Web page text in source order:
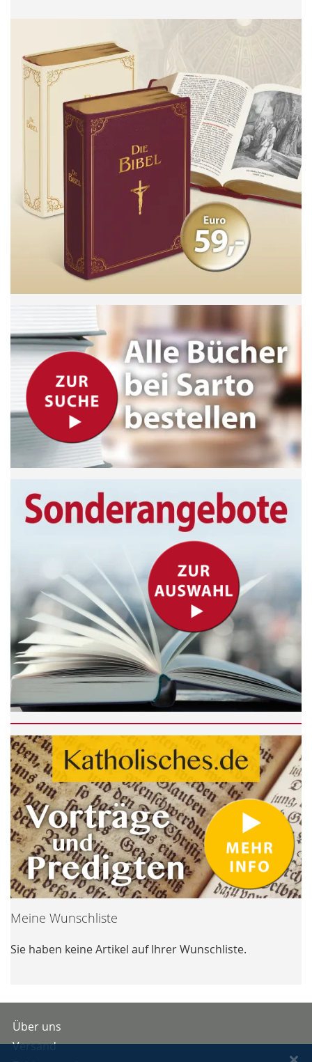
Meine Wunschliste
Sie haben keine Artikel auf Ihrer Wunschliste.
Über uns
Versand